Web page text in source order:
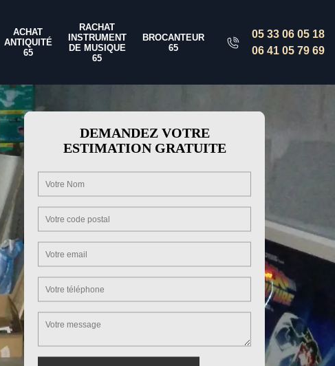
ACHAT
ANTIQUITÉ
65
RACHAT
INSTRUMENT
DE MUSIQUE
65
BROCANTEUR
65
05 33 06 05 18
06 41 05 79 69
DEMANDEZ VOTRE
ESTIMATION GRATUITE